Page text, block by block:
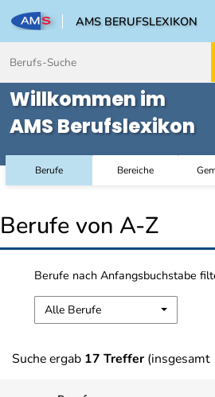
AMS BERUFSLEXIKON
Willkommen im
AMS Berufslexikon
Berufe Bereiche
Berufe von A-Z
Berufe nach Anfangsbuchstabe
Alle Berufe
Suche ergab 17 Treffer